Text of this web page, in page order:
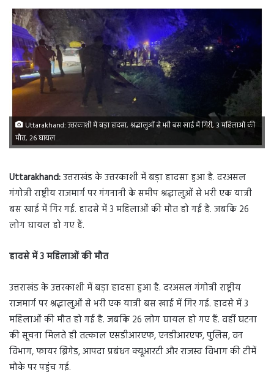
Uttarakhand: उत्तरकाशी में बड़ा हादसा, श्रद्धालुओं से भरी बस खाई में गिरी, 3 महिलाओं की
मौत, 26 घायल
Uttarakhand:उत्तराखंड के उत्तरकाशी में बड़ा हादसा हुआ है. दरअसल
गंगोत्री राष्ट्रीय राजमार्ग पर गंगनानी के समीप श्रद्धालुओं से भरी एक यात्री
बस खाई में गिर गई. हादसे में 3 महिलाओं की मौत हो गई है. जबकि 26
लोग घायल हो गए हैं.
हादसे में 3 महिलाओं की मौत
उत्तराखंड के उत्तरकाशी में बड़ा हादसा हुआ है. दरअसल गंगोत्री राष्ट्रीय
राजमार्ग पर श्रद्धालुओं से भरी एक यात्री बस खाई में गिर गई. हादसे में 3
महिलाओं की मौत हो गई है. जबकि 26 लोग घायल हो गए हैं. वहीं घटना
की सूचना मिलते ही तत्काल एसडीआरएफ, एनडीआरएफ, पुलिस, वन
विभाग, फायर ब्रिगेड, आपदा प्रबंधन क्यूआरटी और राजस्व विभाग की टीमें
मौके पर पहुंच गई.